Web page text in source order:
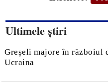
Ultimele știri
Greșeli majore în războiul
Ucraina